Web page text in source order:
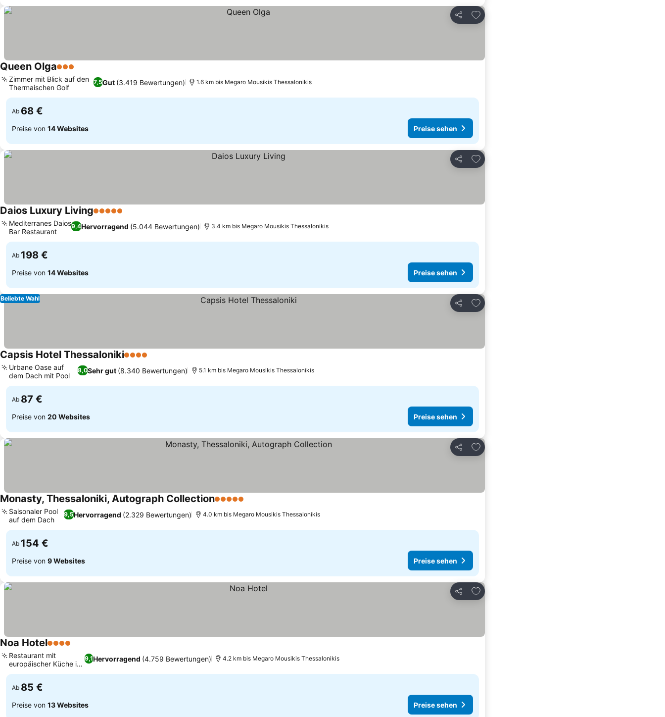
Teilen
Zu Favoriten hinzufügen
Queen Olga3 Sterne
7,5Gut (3.419 Bewertungen)
Zimmer mit Blick auf den
Thermaischen Golf
1.6 km bis Megaro Mousikis Thessalonikis
Ab 68 €
Preise von 14 Websites Preise sehen
Teilen
Zu Favoriten hinzufügen
Daios Luxury Living5 Sterne
9,4Hervorragend (5.044 Bewertungen)
Mediterranes Daios
Bar Restaurant
3.4 km bis Megaro Mousikis Thessalonikis
Ab 198 €
Preise von 14 Websites Preise sehen
Teilen
Zu Favoriten hinzufügen
Beliebte Wahl
Capsis Hotel Thessaloniki4 Sterne
8,0Sehr gut (8.340 Bewertungen)
Urbane Oase auf
dem Dach mit Pool
5.1 km bis Megaro Mousikis Thessalonikis
Ab 87 €
Preise von 20 Websites Preise sehen
Teilen
Zu Favoriten hinzufügen
Monasty, Thessaloniki, Autograph Collection5 Sterne
9,5Hervorragend (2.329 Bewertungen)
Saisonaler Pool
auf dem Dach
4.0 km bis Megaro Mousikis Thessalonikis
Ab 154 €
Preise von 9 Websites Preise sehen
Teilen
Zu Favoriten hinzufügen
Noa Hotel4 Sterne
9,1Hervorragend (4.759 Bewertungen)
Restaurant mit
europäischer Küche im
Hotel
4.2 km bis Megaro Mousikis Thessalonikis
Ab 85 €
Preise von 13 Websites Preise sehen